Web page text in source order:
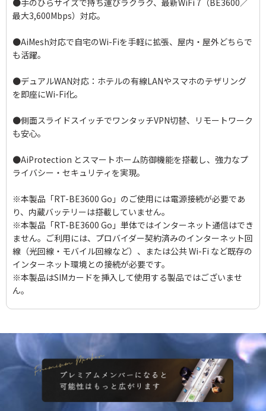
最大3,600Mbps）対応。
●AiMesh対応で自宅のWi-Fiを手軽に拡張、屋内・屋外どちらで
も活躍。
●デュアルWAN対応：ホテルの有線LANやスマホのテザリング
を即座にWi-Fi化。
●側面スライドスイッチでワンタッチVPN切替、リモートワーク
も安心。
●AiProtection とスマートホーム防御機能を搭載し、強力なプ
ライバシー・セキュリティを実現。
※本製品「RT-BE3600 Go」のご使用には電源接続が必要であ
り、内蔵バッテリーは搭載していません。
※本製品「RT-BE3600 Go」単体ではインターネット通信はでき
ません。ご利用には、プロバイダー契約済みのインターネット回
線（光回線・モバイル回線など）、または公共 Wi-Fi など既存の
インターネット環境との接続が必要です。
※本製品はSIMカードを挿入して使用する製品ではございませ
ん。